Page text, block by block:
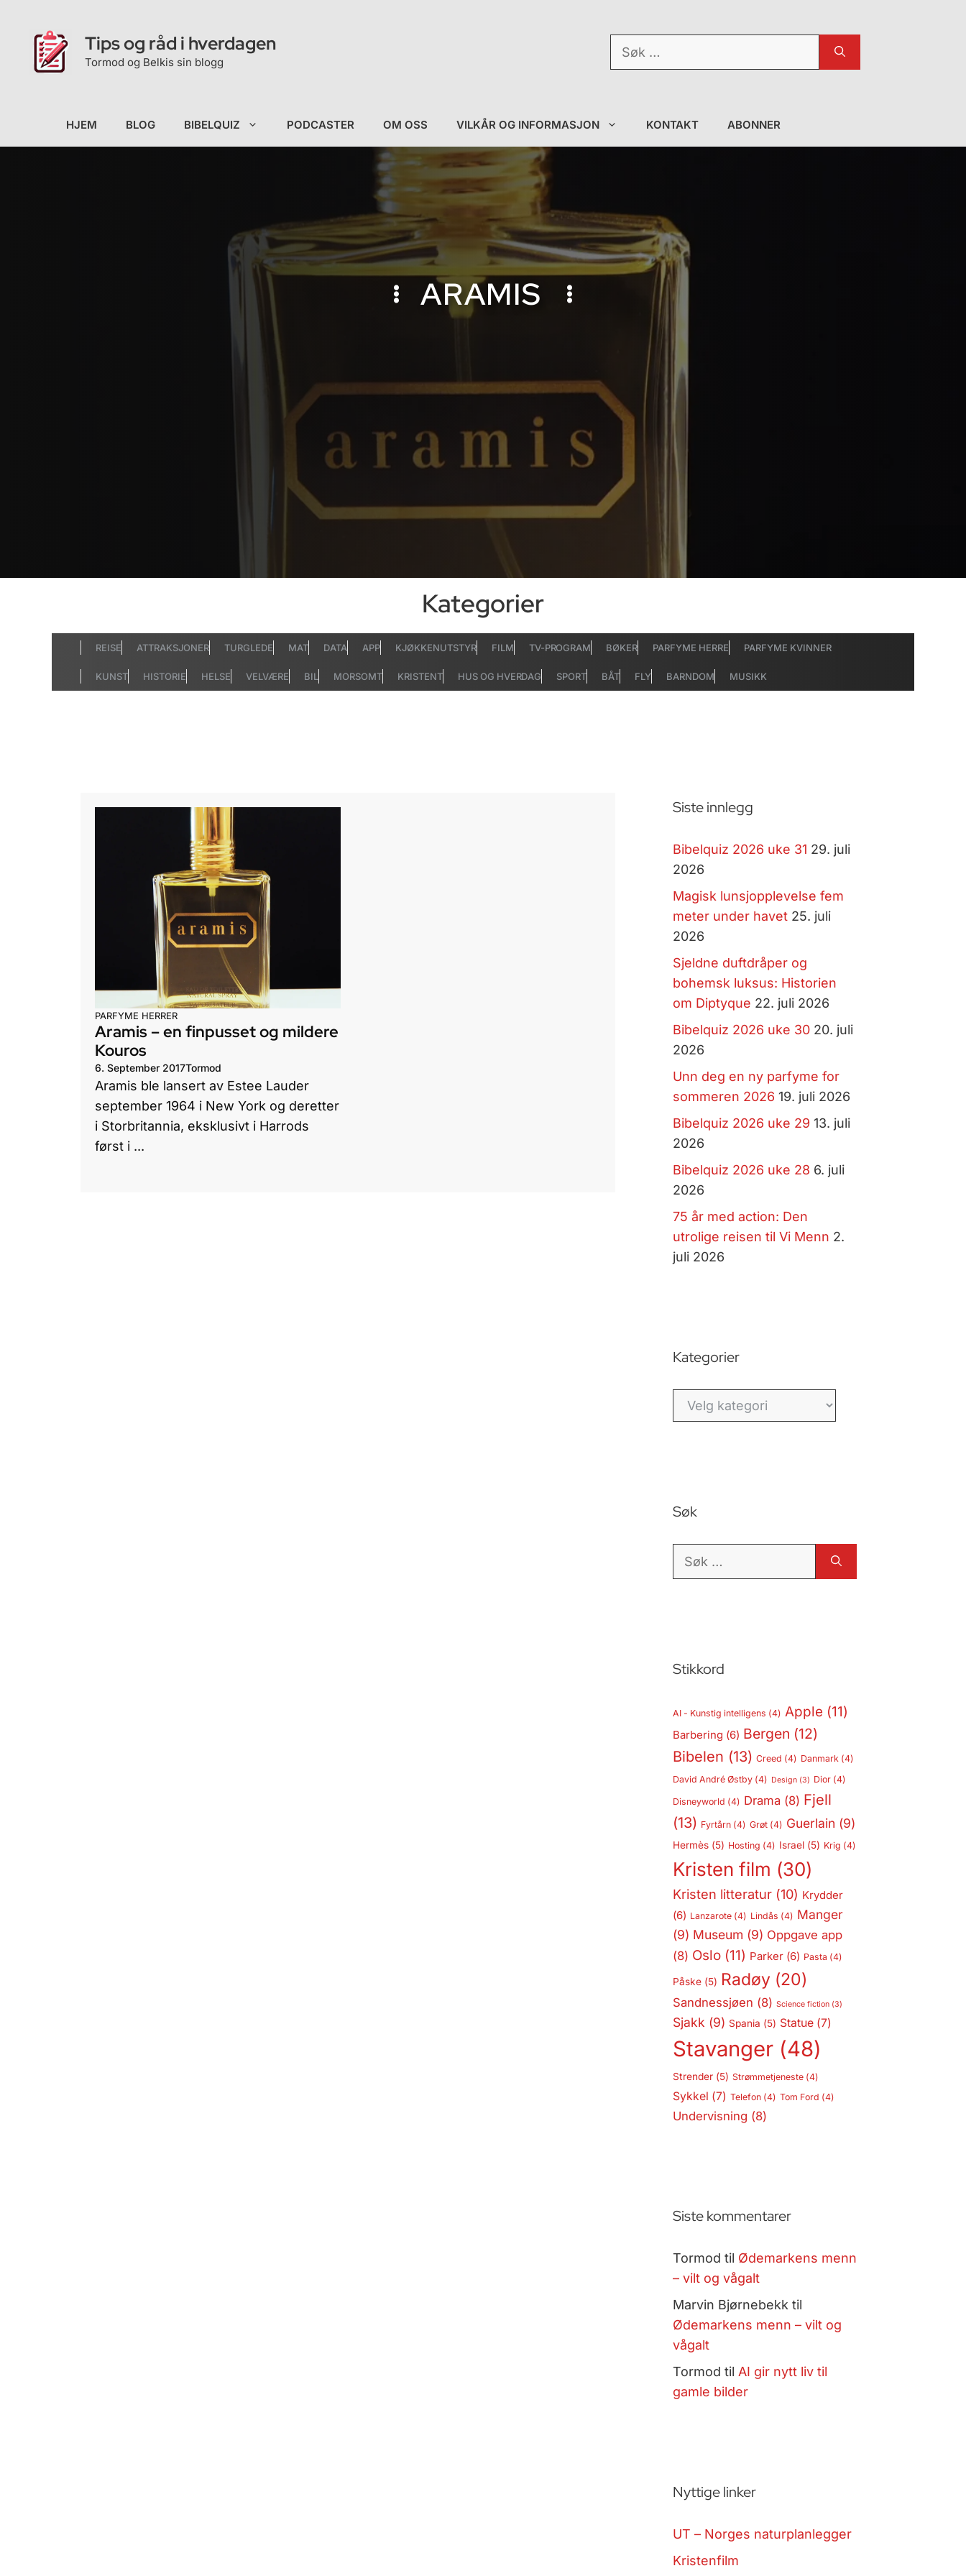
innhold
Tips og råd i hverdagen
Tormod og Belkis sin blogg
Søk
HJEM BLOG BIBELQUIZ PODCASTER OM OSS VILKÅR OG INFORMASJON KONTAKT ABONNER
ARAMIS
Kategorier
REISE ATTRAKSJONER TURGLEDE MAT DATA APP KJØKKENUTSTYR FILM TV-PROGRAM BØKER PARFYME HERRE PARFYME KVINNER
KUNST HISTORIE HELSE VELVÆRE BIL MORSOMT KRISTENT HUS OG HVERDAG SPORT BÅT FLY BARNDOM MUSIKK
PARFYME HERRER
Aramis – en finpusset og mildere
Kouros
6. September 2017Tormod
Aramis ble lansert av Estee Lauder
september 1964 i New York og deretter
i Storbritannia, eksklusivt i Harrods
først i ...
Siste innlegg
Bibelquiz 2026 uke 31 29. juli
2026
Magisk lunsjopplevelse fem
meter under havet 25. juli
2026
Sjeldne duftdråper og
bohemsk luksus: Historien
om Diptyque 22. juli 2026
Bibelquiz 2026 uke 30 20. juli
2026
Unn deg en ny parfyme for
sommeren 2026 19. juli 2026
Bibelquiz 2026 uke 29 13. juli
2026
Bibelquiz 2026 uke 28 6. juli
2026
75 år med action: Den
utrolige reisen til Vi Menn 2.
juli 2026
Kategorier
Kategorier
Søk
Søk
Stikkord
AI - Kunstig intelligens (4) Apple (11)
Barbering (6) Bergen (12)
Bibelen (13) Creed (4) Danmark(4)
David André Østby(4) Design(3) Dior(4)
Disneyworld (4) Drama (8) Fjell
(13) Fyrtårn(4) Grøt(4) Guerlain (9)
Hermès(5) Hosting (4) Israel(5) Krig (4)
Kristen film (30)
Kristen litteratur(10) Krydder
(6) Lanzarote(4) Lindås (4) Manger
(9) Museum (9) Oppgave app
(8) Oslo(11) Parker(6) Pasta (4)
Påske(5) Radøy(20)
Sandnessjøen (8) Science fiction(3)
Sjakk (9) Spania (5) Statue(7)
Stavanger(48)
Strender(5) Strømmetjeneste(4)
Sykkel (7) Telefon(4) Tom Ford (4)
Undervisning (8)
Siste kommentarer
Tormod til Ødemarkens menn
– vilt og vågalt
Marvin Bjørnebekk til
Ødemarkens menn – vilt og
vågalt
Tormod til AI gir nytt liv til
gamle bilder
Nyttige linker
UT – Norges naturplanlegger
Kristenfilm